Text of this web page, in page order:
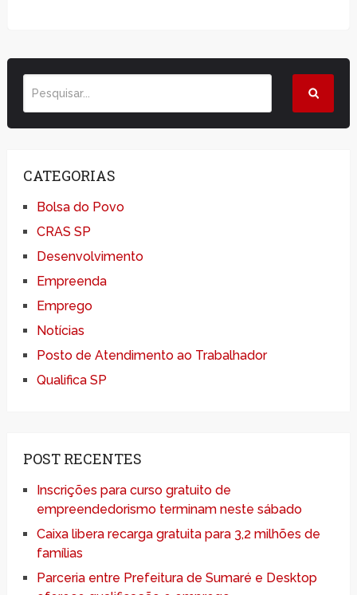
CATEGORIAS
Bolsa do Povo
CRAS SP
Desenvolvimento
Empreenda
Emprego
Notícias
Posto de Atendimento ao Trabalhador
Qualifica SP
POST RECENTES
Inscrições para curso gratuito de
empreendedorismo terminam neste sábado
Caixa libera recarga gratuita para 3,2 milhões de
famílias
Parceria entre Prefeitura de Sumaré e Desktop